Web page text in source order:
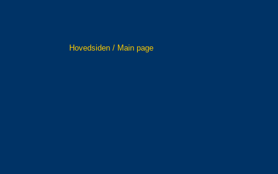
Hovedsiden / Main page